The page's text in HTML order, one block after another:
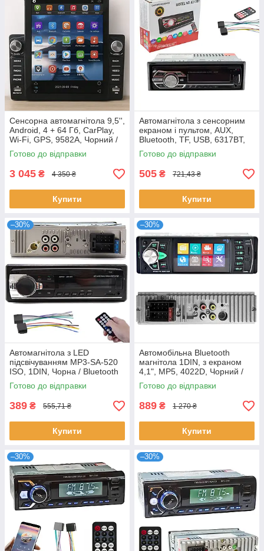
Сенсорна автомагнітола 9,5'',
Android, 4 + 64 Гб, CarPlay,
Wi-Fi, GPS, 9582A, Чорний /
Магнітола в машину /
Автомобільна магнітола
Готово до відправки
3 045 ₴ 4 350 ₴
Купити
Автомагнітола з сенсорним
екраном і пультом, AUX,
Bluetooth, TF, USB, 6317BT,
Rgb / Магнітола в машину
Готово до відправки
505 ₴ 721,43 ₴
Купити
–30%
Автомагнітола з LED
підсвічуванням MP3-SA-520
ISO, 1DIN, Чорна / Bluetooth
магнітола в машину
Готово до відправки
389 ₴ 555,71 ₴
Купити
–30%
Автомобільна Bluetooth
магнітола 1DIN, з екраном
4,1", MP5, 4022D, Чорний /
Автомагнітола / Магнітофон в
машину
Готово до відправки
889 ₴ 1 270 ₴
Купити
–30% –30%